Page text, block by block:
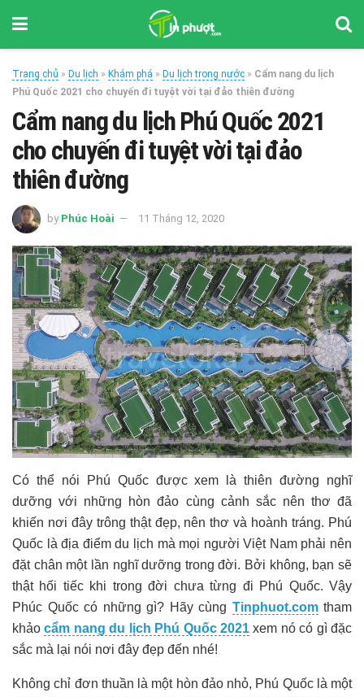
Trang chủ » Du lịch » Khám phá » Du lịch trong nước » Cẩm nang du lịch
Phú Quốc 2021 cho chuyến đi tuyệt vời tại đảo thiên đường
Cẩm nang du lịch Phú Quốc 2021
cho chuyến đi tuyệt vời tại đảo
thiên đường
by Phúc Hoài 11 Tháng 12, 2020
Có thể nói Phú Quốc được xem là thiên đường nghĩ
dưỡng với những hòn đảo cùng cảnh sắc nên thơ đã
khiến nơi đây trông thật đẹp, nên thơ và hoành tráng. Phú
Quốc là địa điểm du lịch mà mọi người Việt Nam phải nên
đặt chân một lần nghĩ dưỡng trong đời. Bởi không, bạn sẽ
thật hối tiếc khi trong đời chưa từng đi Phú Quốc. Vậy
Phúc Quốc có những gì? Hãy cùng Tinphuot.comtham
khảocẩm nang du lịch Phú Quốc 2021xem nó có gì đặc
sắc mà lại nói nơi đây đẹp đến nhé!
Không chỉ đơn thuần là một hòn đảo nhỏ, Phú Quốc là một